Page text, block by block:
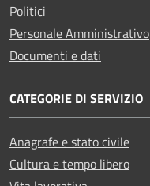
Politici
Personale Amministrativo
Documenti e dati
CATEGORIE DI SERVIZIO
Anagrafe e stato civile
Cultura e tempo libero